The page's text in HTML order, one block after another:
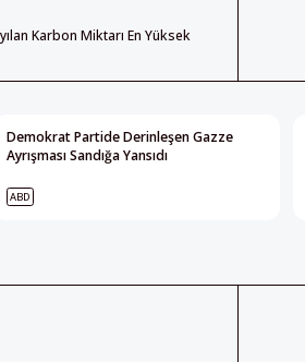
Karbon Miktarı En Yüksek
Demokrat Partide Derinleşen Gazze
Ayrışması Sandığa Yansıdı
ABD